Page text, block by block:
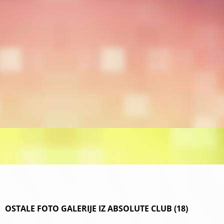
OSTALE FOTO GALERIJE IZ ABSOLUTE CLUB (18)